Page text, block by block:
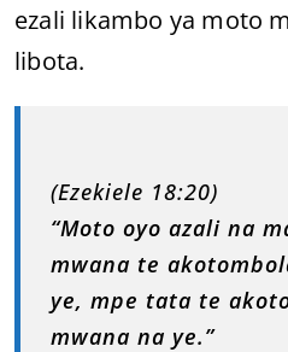
ezali likambo ya moto
libota.
(Ezekiele 18:20)
“Moto oyo azali na
mwana te
ye, mpe tata te
mwana na ye.”